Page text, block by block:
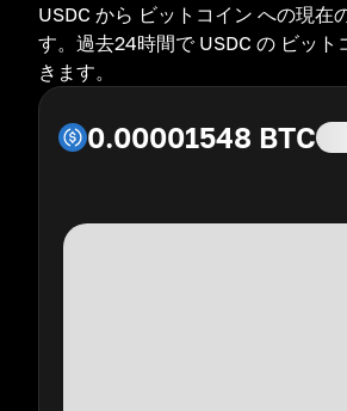
USDC から ビットコイン への現
す。過去24時間で USDC の ビッ
きます。
0.00001548 BTC